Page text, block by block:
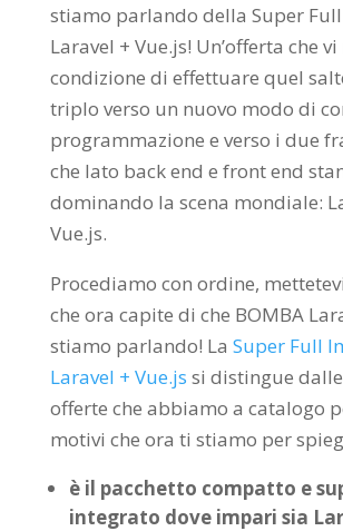
stiamo parlando della Super
Laravel + Vue.js! Un’offerta che
condizione di effettuare quel
triplo verso un nuovo modo di
programmazione e verso i due
che lato back end e front end
dominando la scena mondiale:
Vue.js.
Procediamo con ordine,
che ora capite di che BOMBA
stiamo parlando! La Super Full
Laravel + Vue.js si distingue
offerte che abbiamo a catalogo
motivi che ora ti stiamo per
è il pacchetto compatto e
integrato dove impari sia